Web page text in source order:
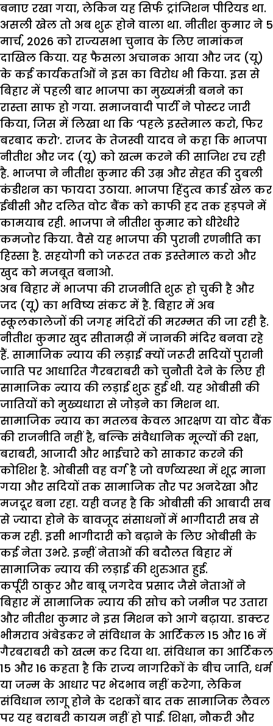
बनाए रखा गया, लेकिन यह सिर्फ ट्रांजिशन पीरियड था.
असली खेल तो अब शुरू होने वाला था. नीतीश कुमार ने 5
मार्च, 2026 को राज्यसभा चुनाव के लिए नामांकन
दाखिल किया. यह फैसला अचानक आया और जद (यू)
के कई कार्यकर्ताओं ने इस का विरोध भी किया. इस से
बिहार में पहली बार भाजपा का मुख्यमंत्री बनने का
रास्ता साफ हो गया. समाजवादी पार्टी ने पोस्टर जारी
किया, जिस में लिखा था कि ‘पहले इस्तेमाल करो, फिर
बरबाद करो’. राजद के तेजस्वी यादव ने कहा कि भाजपा
नीतीश और जद (यू) को खत्म करने की साजिश रच रही
है. भाजपा ने नीतीश कुमार की उम्र और सेहत की दुबली
कंडीशन का फायदा उठाया. भाजपा हिंदुत्व कार्ड खेल कर
ईबीसी और दलित वोट बैंक को काफी हद तक हड़पने में
कामयाब रही. भाजपा ने नीतीश कुमार को धीरेधीरे
कमजोर किया. वैसे यह भाजपा की पुरानी रणनीति का
हिस्सा है. सहयोगी को जरूरत तक इस्तेमाल करो और
खुद को मजबूत बनाओ.
अब बिहार में भाजपा की राजनीति शुरू हो चुकी है और
जद (यू) का भविष्य संकट में है. बिहार में अब
स्कूलकालेजों की जगह मंदिरों की मरम्मत की जा रही है.
नीतीश कुमार खुद सीतामढ़ी में जानकी मंदिर बनवा रहे
हैं. सामाजिक न्याय की लड़ाई क्यों जरूरी सदियों पुरानी
जाति पर आधारित गैरबराबरी को चुनौती देने के लिए ही
सामाजिक न्याय की लड़ाई शुरू हुई थी. यह ओबीसी की
जातियों को मुख्यधारा से जोड़ने का मिशन था.
सामाजिक न्याय का मतलब केवल आरक्षण या वोट बैंक
की राजनीति नहीं है, बल्कि संवैधानिक मूल्यों की रक्षा,
बराबरी, आजादी और भाईचारे को साकार करने की
कोशिश है. ओबीसी वह वर्ग है जो वर्णव्यस्था में शूद्र माना
गया और सदियों तक सामाजिक तौर पर अनदेखा और
मजदूर बना रहा. यही वजह है कि ओबीसी की आबादी सब
से ज्यादा होने के बावजूद संसाधनों में भागीदारी सब से
कम रही. इसी भागीदारी को बढ़ाने के लिए ओबीसी के
कई नेता उभरे. इन्हीं नेताओं की बदौलत बिहार में
सामाजिक न्याय की लड़ाई की शुरुआत हुई.
कर्पूरी ठाकुर और बाबू जगदेव प्रसाद जैसे नेताओं ने
बिहार में सामाजिक न्याय की सोच को जमीन पर उतारा
और नीतीश कुमार ने इस मिशन को आगे बढ़ाया. डाक्टर
भीमराव अंबेडकर ने संविधान के आर्टिकल 15 और 16 में
गैरबराबरी को खत्म कर दिया था. संविधान का आर्टिकल
15 और 16 कहता है कि राज्य नागरिकों के बीच जाति, धर्म
या जन्म के आधार पर भेदभाव नहीं करेगा, लेकिन
संविधान लागू होने के दशकों बाद तक सामाजिक लैवल
पर यह बराबरी कायम नहींहो पाई. शिक्षा, नौकरी और